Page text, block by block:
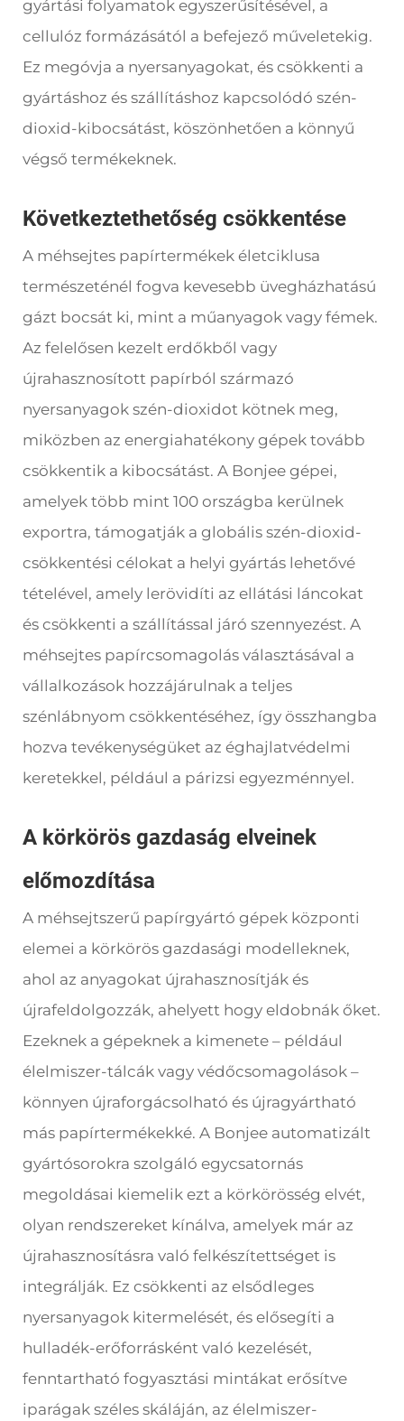
gyártási folyamatok egyszerűsítésével, a
cellulóz formázásától a befejező műveletekig.
Ez megóvja a nyersanyagokat, és csökkenti a
gyártáshoz és szállításhoz kapcsolódó szén-
dioxid-kibocsátást, köszönhetően a könnyű
végső termékeknek.
Következtethetőség csökkentése
A méhsejtes papírtermékek életciklusa
természeténél fogva kevesebb üvegházhatású
gázt bocsát ki, mint a műanyagok vagy fémek.
Az felelősen kezelt erdőkből vagy
újrahasznosított papírból származó
nyersanyagok szén-dioxidot kötnek meg,
miközben az energiahatékony gépek tovább
csökkentik a kibocsátást. A Bonjee gépei,
amelyek több mint 100 országba kerülnek
exportra, támogatják a globális szén-dioxid-
csökkentési célokat a helyi gyártás lehetővé
tételével, amely lerövidíti az ellátási láncokat
és csökkenti a szállítással járó szennyezést. A
méhsejtes papírcsomagolás választásával a
vállalkozások hozzájárulnak a teljes
szénlábnyom csökkentéséhez, így összhangba
hozva tevékenységüket az éghajlatvédelmi
keretekkel, például a párizsi egyezménnyel.
A körkörös gazdaság elveinek
előmozdítása
A méhsejtszerű papírgyártó gépek központi
elemei a körkörös gazdasági modelleknek,
ahol az anyagokat újrahasznosítják és
újrafeldolgozzák, ahelyett hogy eldobnák őket.
Ezeknek a gépeknek a kimenete – például
élelmiszer-tálcák vagy védőcsomagolások –
könnyen újraforgácsolható és újragyártható
más papírtermékekké. A Bonjee automatizált
gyártósorokra szolgáló egycsatornás
megoldásai kiemelik ezt a körkörösség elvét,
olyan rendszereket kínálva, amelyek már az
újrahasznosításra való felkészítettséget is
integrálják. Ez csökkenti az elsődleges
nyersanyagok kitermelését, és elősegíti a
hulladék-erőforrásként való kezelését,
fenntartható fogyasztási mintákat erősítve
iparágak széles skáláján, az élelmiszer-